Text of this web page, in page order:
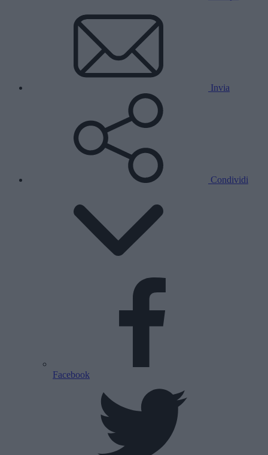
Invia
Condividi
Facebook